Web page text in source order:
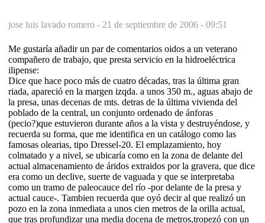
jose luis lavado romero - 21 de septiembre de 2006 - 09:51
Me gustaría añadir un par de comentarios oidos a un veterano
compañero de trabajo, que presta servicio en la hidroeléctrica
ilipense:
Dice que hace poco más de cuatro décadas, tras la última gran
riada, apareció en la margen izqda. a unos 350 m., aguas abajo de
la presa, unas decenas de mts. detras de la última vivienda del
poblado de la central, un conjunto ordenado de ánforas
(pecio?)que estuvieron durante años a la vista y destruyéndose, y
recuerda su forma, que me identifica en un catálogo como las
famosas olearias, tipo Dressel-20. El emplazamiento, hoy
colmatado y a nivel, se ubicaría como en la zona de delante del
actual almacenamiento de áridos extraidos por la gravera, que dice
era como un declive, suerte de vaguada y que se interpretaba
como un tramo de paleocauce del río -por delante de la presa y
actual cauce-. Tambien recuerda que oyó decir al que realizó un
pozo en la zona inmediata a unos cien metros de la orilla actual,
que tras profundizar una media docena de metros,tropezó con un